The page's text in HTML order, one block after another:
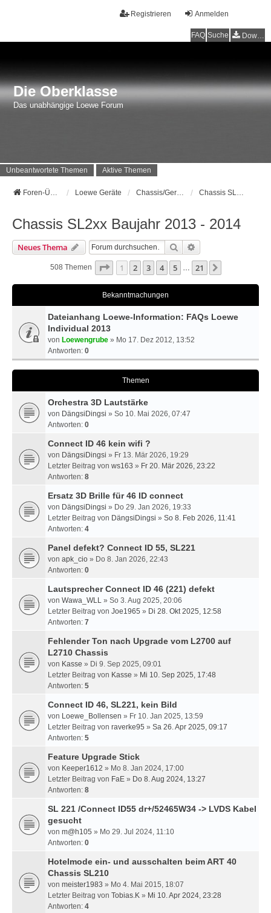
Anmelden
Registrieren
FAQ Suche Downloads
Die Oberklasse
Das unabhängige Loewe Forum
Unbeantwortete Themen Aktive Themen
Foren-Übersicht Loewe Geräte Chassis/Geräte Loewe AG (bis 2014) Chassis SL2xx Baujahr 2013 - 2014
Chassis SL2xx Baujahr 2013 - 2014
Neues Thema Suche
508 Themen Seite 1Von 21
1 2 3 4 5 … 21
Bekanntmachungen
Dateianhang Loewe-Information: FAQs Loewe
Individual 2013
von Loewengrube » Mo 17. Dez 2012, 13:52
Antworten: 0
Themen
Orchestra 3D Lautstärke
von DängsiDingsi » So 10. Mai 2026, 07:47
Antworten: 0
Connect ID 46 kein wifi ?
von DängsiDingsi » Fr 13. Mär 2026, 19:29
Letzter Beitrag von ws163 » Fr 20. Mär 2026, 23:22
Antworten: 8
Ersatz 3D Brille für 46 ID connect
von DängsiDingsi » Do 29. Jan 2026, 19:33
Letzter Beitrag von DängsiDingsi » So 8. Feb 2026, 11:41
Antworten: 4
Panel defekt? Connect ID 55, SL221
von apk_cio » Do 8. Jan 2026, 22:43
Antworten: 0
Lautsprecher Connect ID 46 (221) defekt
von Wawa_WLL » So 3. Aug 2025, 20:06
Letzter Beitrag von Joe1965 » Di 28. Okt 2025, 12:58
Antworten: 7
Fehlender Ton nach Upgrade vom L2700 auf
L2710 Chassis
von Kasse » Di 9. Sep 2025, 09:01
Letzter Beitrag von Kasse » Mi 10. Sep 2025, 17:48
Antworten: 5
Connect ID 46, SL221, kein Bild
von Loewe_Bollensen » Fr 10. Jan 2025, 13:59
Letzter Beitrag von raverke95 » Sa 26. Apr 2025, 09:17
Antworten: 5
Feature Upgrade Stick
von Keeper1612 » Mo 8. Jan 2024, 17:00
Letzter Beitrag von FaE » Do 8. Aug 2024, 13:27
Antworten: 8
SL 221 /Connect ID55 dr+/52465W34 -> LVDS Kabel
gesucht
von m@h105 » Mo 29. Jul 2024, 11:10
Antworten: 0
Hotelmode ein- und ausschalten beim ART 40
Chassis SL210
von meister1983 » Mo 4. Mai 2015, 18:07
Letzter Beitrag von Tobias.K » Mi 10. Apr 2024, 23:28
Antworten: 4